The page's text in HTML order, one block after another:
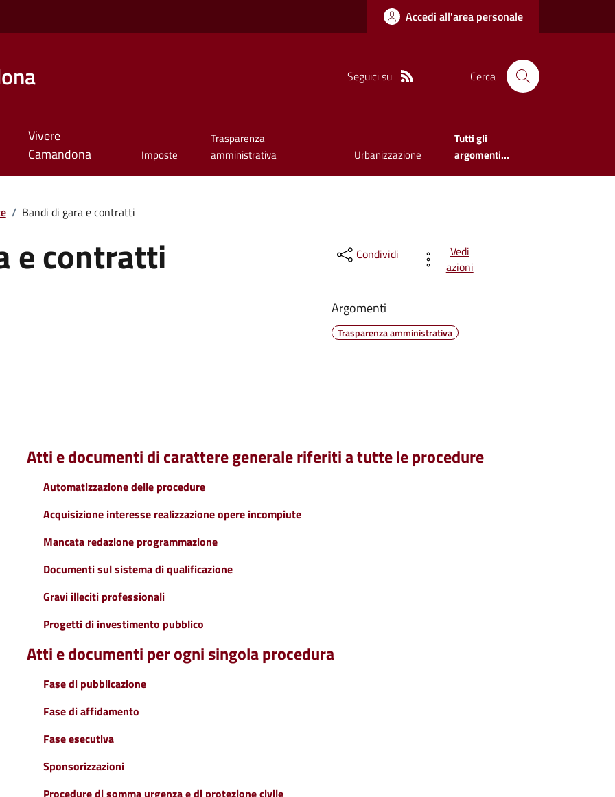
Accedi all'area personale
Seguici su Cerca
Vivere
Camandona
Imposte
Trasparenza
amministrativa
Urbanizzazione
Tutti gli
argomenti...
/ Bandi di gara e contratti
e contratti Condividi
Vedi
azioni
Argomenti
Trasparenza amministrativa
Atti e documenti di carattere generale riferiti a tutte le procedure
Automatizzazione delle procedure
Acquisizione interesse realizzazione opere incompiute
Mancata redazione programmazione
Documenti sul sistema di qualificazione
Gravi illeciti professionali
Progetti di investimento pubblico
Atti e documenti per ogni singola procedura
Fase di pubblicazione
Fase di affidamento
Fase esecutiva
Sponsorizzazioni
Procedure di somma urgenza e di protezione civile